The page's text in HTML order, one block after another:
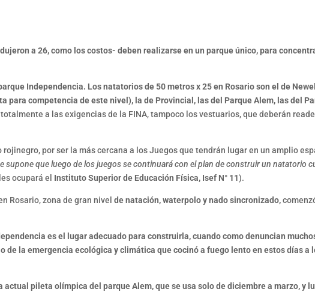
a 26, como los costos- deben realizarse en un parque único, para
Independencia. Los natatorios de 50 metros x 25 en Rosario son el de
para competencia de este nivel), la de Provincial, las del Parque Alem, las del
a las exigencias de la FINA, tampoco los vestuarios, que deberán
por ser la más cercana a los Juegos que tendrán lugar en un amplio
supone que luego de los juegos se continuará con el plan de construir un natatorio
ocupará el Instituto Superior de Educación Física, Isef N° 11).
Rosario, zona de gran nivelde natación, waterpolo y nado sincronizado,
es el lugar adecuado para construirla, cuando como denuncian
la emergencia ecológica y climática que cocinó a fuego lento en estos días a
pileta olímpica del parque Alem, que se usa solo de diciembre a marzo, y